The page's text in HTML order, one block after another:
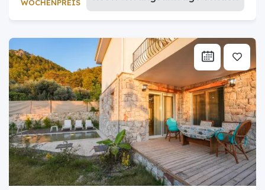
WOCHENPREIS